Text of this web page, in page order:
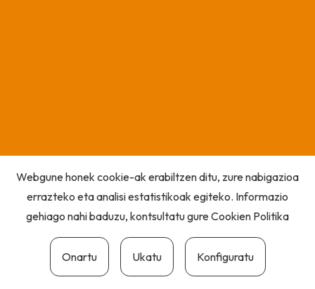
Webgune honek cookie-ak erabiltzen ditu, zure nabigazioa
errazteko eta analisi estatistikoak egiteko. Informazio
gehiago nahi baduzu, kontsultatu gureCookien Politika
Onartu Ukatu Konfiguratu